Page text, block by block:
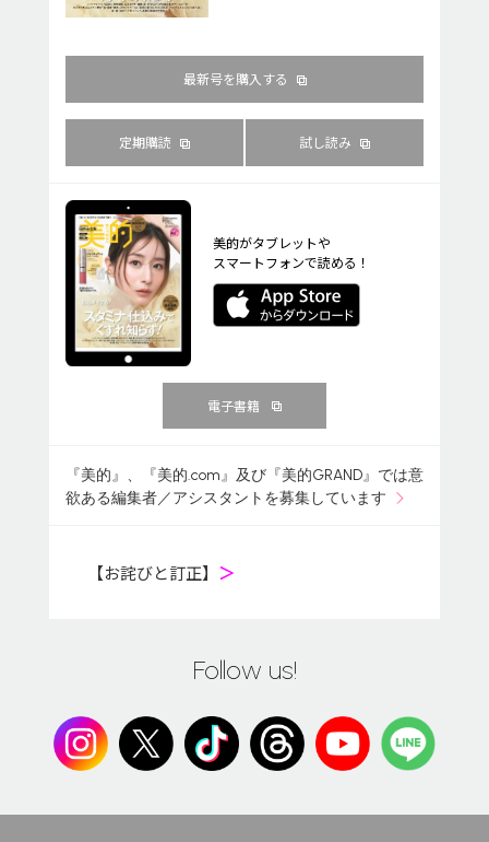
最新号を購入する
定期購読 試し読み
美的がタブレットや
スマートフォンで読める！
電子書籍
『美的』、『美的.com』及び『美的GRAND』では意
欲ある編集者／アシスタントを募集しています
【お詫びと訂正】 ＞
Follow us!